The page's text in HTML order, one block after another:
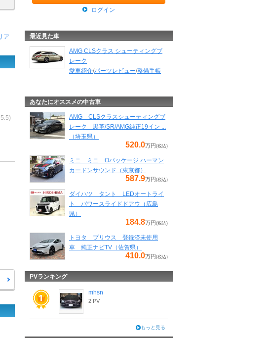
ア
ログイン
最近見た車
AMG CLSクラス シューティングブ
レーク
愛車紹介/パーツレビュー/整備手帳
あなたにオススメの中古車
AMG CLSクラスシューティングブ
レーク 黒革/SR/AMG純正19イン ...
（埼玉県）
520.0万円(税込)
ミニ ミニ Oパッケージ ハーマン
カードンサウンド（東京都）
587.9万円(税込)
ダイハツ タント LEDオートライ
ト パワースライドドアウ（広島
県）
184.8万円(税込)
トヨタ プリウス 登録済未使用
車 純正ナビTV（佐賀県）
410.0万円(税込)
PVランキング
mhsn
2 PV
もっと見る